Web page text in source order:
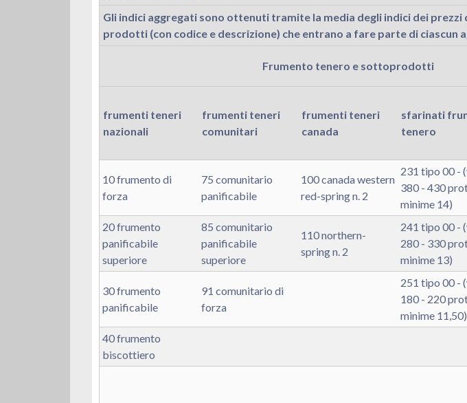
Gli indici aggregati sono ottenuti tramite la media degli indici dei
prodotti (con codice e descrizione) che entrano a fare parte di ciascun
Frumento tenero e sottoprodotti
frumenti teneri
nazionali
frumenti teneri
comunitari
frumenti teneri
canada
sfarinati
tenero
10 frumento di
forza
75 comunitario
panificabile
100 canada western
red-spring n. 2
231 tipo 00 -
380 - 430
minime 14)
20 frumento
panificabile
superiore
85 comunitario
panificabile
superiore
110 northern-
spring n. 2
241 tipo 00 -
280 - 330
minime 13)
30 frumento
panificabile
91 comunitario di
forza
251 tipo 00 -
180 - 220
minime 11,50)
40 frumento
biscottiero